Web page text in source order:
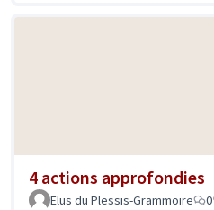
4 actions approfondies
Elus du Plessis-Grammoire
0